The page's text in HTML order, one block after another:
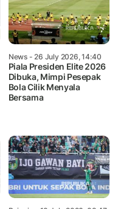
News- 26 July 2026, 14:40
Piala Presiden Elite 2026
Dibuka, Mimpi Pesepak
Bola Cilik Menyala
Bersama